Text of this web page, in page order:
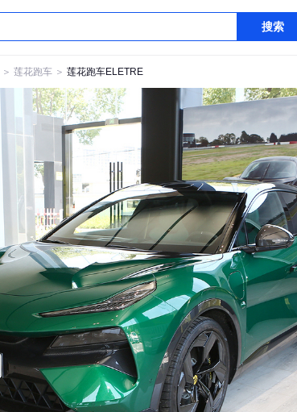
搜索
＞ 莲花跑车 ＞ 莲花跑车ELETRE